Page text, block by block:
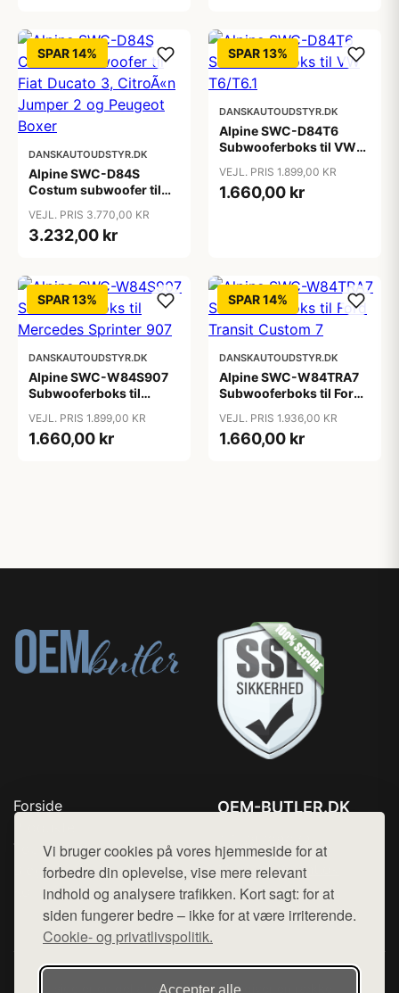
Vi bruger cookies på vores hjemmeside for at
forbedre din oplevelse, vise mere relevant
indhold og analysere trafikken. Kort sagt: for at
siden fungerer bedre – ikke for at være irriterende.
Cookie- og privatlivspolitik.
Accepter alle
SPAR 14%
DANSKAUTOUDSTYR.DK
Alpine SWC-D84S
Costum subwoofer til
Jumper 2 og Peugeot
Boxer
VEJL. PRIS 3.770,00 KR
3.232,00 kr
SPAR 13%
DANSKAUTOUDSTYR.DK
Alpine SWC-D84T6
Subwooferboks til VW
VEJL. PRIS 1.899,00 KR
1.660,00 kr
SPAR 13%
DANSKAUTOUDSTYR.DK
Alpine SWC-W84S907
Subwooferboks til
VEJL. PRIS 1.899,00 KR
1.660,00 kr
SPAR 14%
DANSKAUTOUDSTYR.DK
Alpine SWC-W84TRA7
Subwooferboks til Ford
VEJL. PRIS 1.936,00 KR
1.660,00 kr
Forside
Top Rabatter
Blog
Kontakt
OEM-BUTLER.DK
Mail: hej@want.dk
Cookie- og privatlivspolitik
Denne side er en del af want.dk, der udgiver en række